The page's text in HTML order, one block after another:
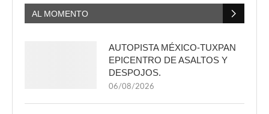
AL MOMENTO
AUTOPISTA MÉXICO-TUXPAN
EPICENTRO DE ASALTOS Y
DESPOJOS.
06/08/2026